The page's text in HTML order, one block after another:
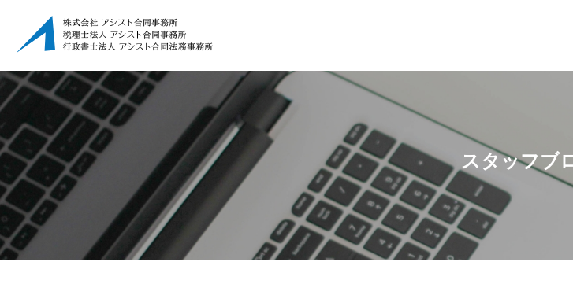
スタッフブ